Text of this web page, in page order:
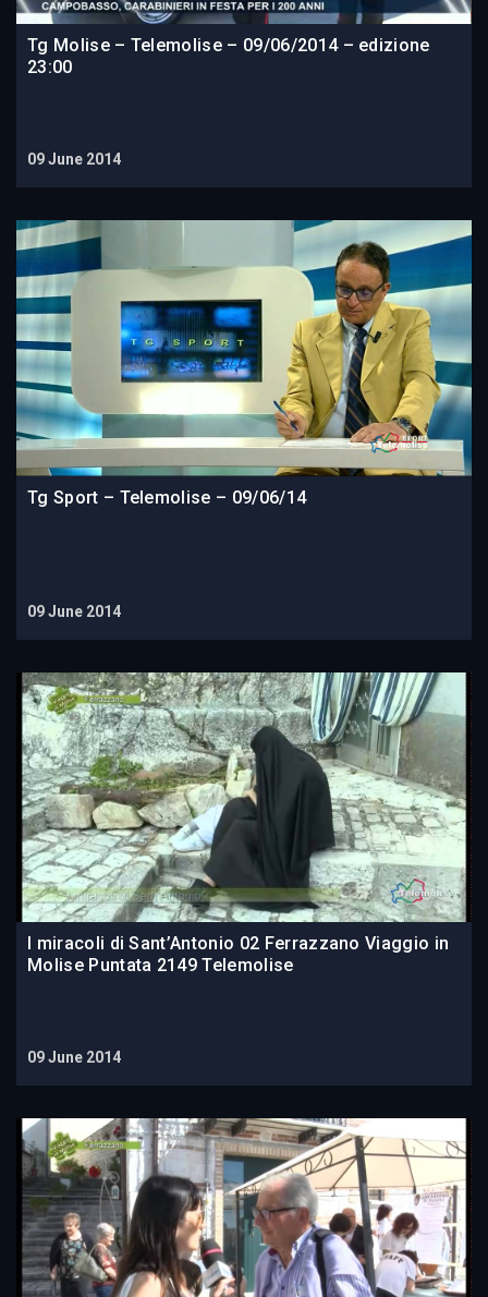
Tg Molise – Telemolise – 09/06/2014 – edizione
23:00
09 June 2014
Tg Sport – Telemolise – 09/06/14
09 June 2014
I miracoli di Sant’Antonio 02 Ferrazzano Viaggio in
Molise Puntata 2149 Telemolise
09 June 2014